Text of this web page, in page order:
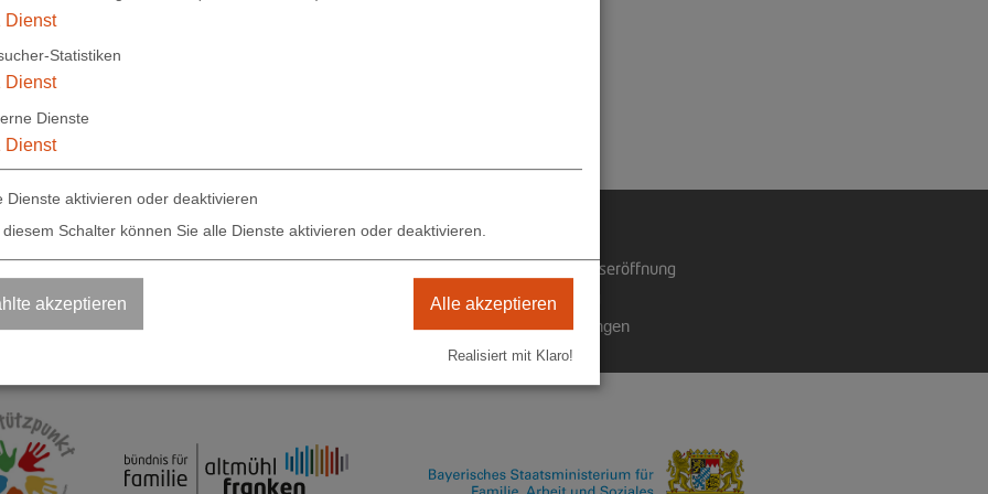
finden Sie hier.
familienbildung@landkreis-wug.de
Impressum
Elektronische Zugangseröffnung
Datenschutzerklärung
Datenschutzeinstellungen
Dienst
Statistiken
Dienst
Dienste
Dienst
Dienste aktivieren oder deaktivieren
diesem Schalter können Sie alle Dienste aktivieren oder deaktivieren.
akzeptieren Alle akzeptieren
Realisiert mit Klaro!